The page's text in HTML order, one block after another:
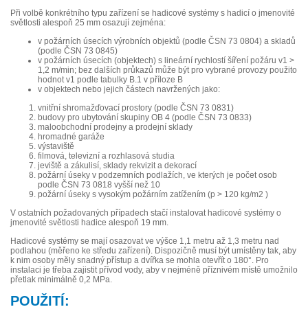
Při volbě konkrétního typu zařízení se hadicové systémy s hadicí o jmenovité
světlosti alespoň 25 mm osazují zejména:
v požárních úsecích výrobních objektů (podle ČSN 73 0804) a skladů
(podle ČSN 73 0845)
v požárních úsecích (objektech) s lineární rychlostí šíření požáru v1 >
1,2 m/min; bez dalších průkazů může být pro vybrané provozy použito
hodnot v1 podle tabulky B.1 v příloze B
v objektech nebo jejich částech navržených jako:
vnitřní shromažďovací prostory (podle ČSN 73 0831)
budovy pro ubytování skupiny OB 4 (podle ČSN 73 0833)
maloobchodní prodejny a prodejní sklady
hromadné garáže
výstaviště
filmová, televizní a rozhlasová studia
jeviště a zákulisí, sklady rekvizit a dekorací
požární úseky v podzemních podlažích, ve kterých je počet osob
podle ČSN 73 0818 vyšší než 10
požární úseky s vysokým požárním zatížením (p > 120 kg/m2 )
V ostatních požadovaných případech stačí instalovat hadicové systémy o
jmenovité světlosti hadice alespoň 19 mm.
Hadicové systémy se mají osazovat ve výšce 1,1 metru až 1,3 metru nad
podlahou (měřeno ke středu zařízení). Dispozičně musí být umístěny tak, aby
k nim osoby měly snadný přístup a dvířka se mohla otevřít o 180°. Pro
instalaci je třeba zajistit přívod vody, aby v nejméně příznivém místě umožnilo
přetlak minimálně 0,2 MPa.
POUŽITÍ: